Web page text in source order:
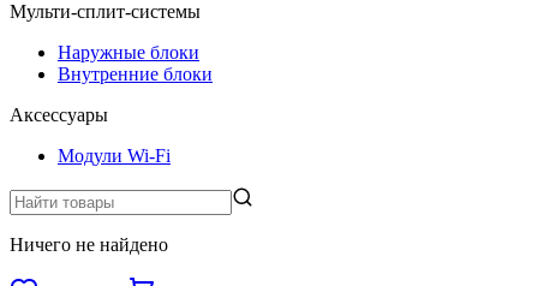
Мульти-сплит-системы
Наружные блоки
Внутренние блоки
Аксессуары
Модули Wi-Fi
Ничего не найдено